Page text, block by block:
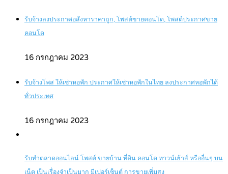
รับจ้างลงประกาศอสังหาราคาถูก, โพสต์ขายคอนโด, โพสต์ประกาศขาย
คอนโด
16 กรกฎาคม 2023
รับจ้างโพส ให้เช่าหอพัก ประกาศให้เช่าหอพักในไทย ลงประกาศหอพักได้
ทั่วประเทศ
16 กรกฎาคม 2023
รับทำตลาดออนไลน์ โพสต์ ขายบ้าน ที่ดิน คอนโด ทาวน์เฮ้าส์ หรืออื่นๆ บน
เน็ต เป็นเรื่องจำเป็นมาก มีเปอร์เซ็นต์ การขายเพิ่มสูง